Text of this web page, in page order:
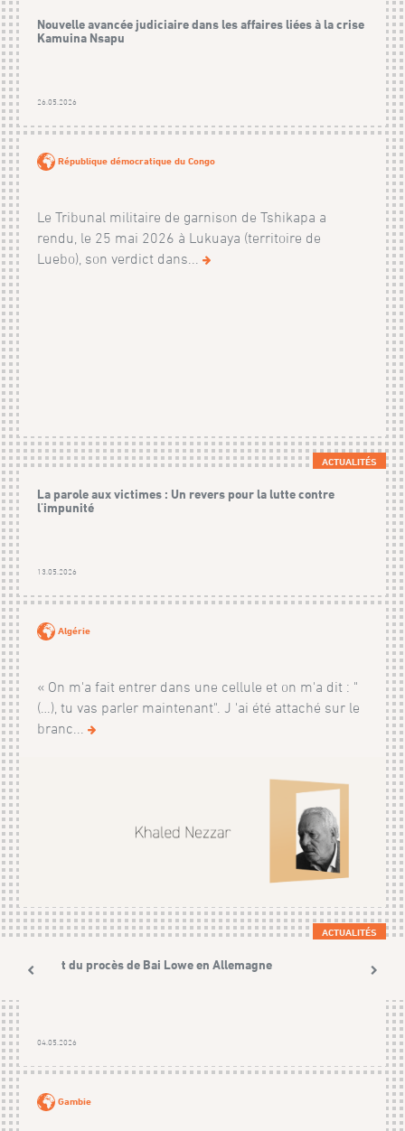
Nouvelle avancée judiciaire dans les affaires liées à la crise
Kamuina Nsapu
26.05.2026
République démocratique du Congo
Le Tribunal militaire de garnison de Tshikapa a
rendu, le 25 mai 2026 à Lukuaya (territoire de
Luebo), son verdict dans...
ACTUALITÉS
La parole aux victimes : Un revers pour la lutte contre
l'impunité
13.05.2026
Algérie
« On m'a fait entrer dans une cellule et on m'a dit : "
(…), tu vas parler maintenant". J 'ai été attaché sur le
branc...
ACTUALITÉS
Récit du procès de Bai Lowe en Allemagne
04.05.2026
Gambie